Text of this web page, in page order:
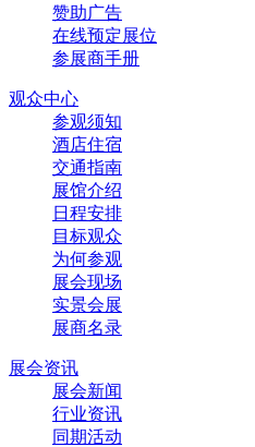
赞助广告
在线预定展位
参展商手册
观众中心
参观须知
酒店住宿
交通指南
展馆介绍
日程安排
目标观众
为何参观
展会现场
实景会展
展商名录
展会资讯
展会新闻
行业资讯
同期活动